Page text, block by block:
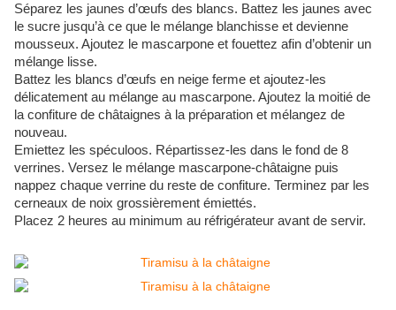
Séparez les jaunes d’œufs des blancs. Battez les jaunes avec
le sucre jusqu’à ce que le mélange blanchisse et devienne
mousseux. Ajoutez le mascarpone et fouettez afin d’obtenir un
mélange lisse.
Battez les blancs d’œufs en neige ferme et ajoutez-les
délicatement au mélange au mascarpone. Ajoutez la moitié de
la confiture de châtaignes à la préparation et mélangez de
nouveau.
Emiettez les spéculoos. Répartissez-les dans le fond de 8
verrines. Versez le mélange mascarpone-châtaigne puis
nappez chaque verrine du reste de confiture. Terminez par les
cerneaux de noix grossièrement émiettés.
Placez 2 heures au minimum au réfrigérateur avant de servir.